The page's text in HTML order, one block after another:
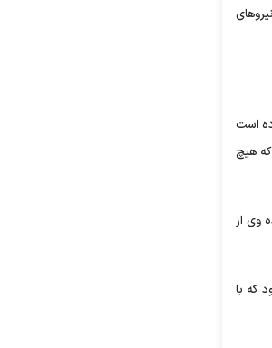
است
هیچ
وی از
که با